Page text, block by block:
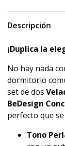
Descripción
¡Duplica la
No hay nada
dormitorio
set de dos
BeDesign
perfecto que
Tono